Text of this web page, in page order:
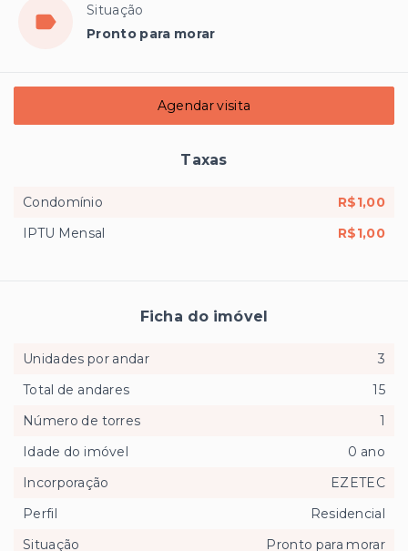
Situação
Pronto para morar
Agendar visita
Taxas
Condomínio
R$1,00
IPTU Mensal
R$1,00
Ficha do imóvel
Unidades por andar
3
Total de andares
15
Número de torres
1
Idade do imóvel
0 ano
Incorporação
EZETEC
Perfil
Residencial
Situação
Pronto para morar